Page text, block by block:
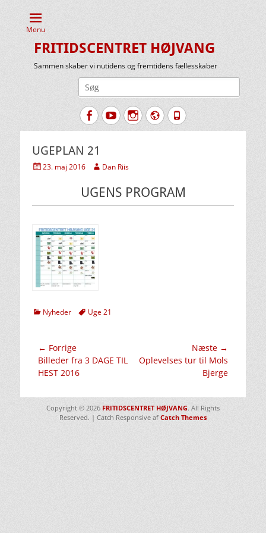
Menu
FRITIDSCENTRET HØJVANG
Sammen skaber vi nutidens og fremtidens fællesskaber
FacebookYouTubeInstagram
Website
Tlf.
UGEPLAN 21
Udgivet
23. maj 2016 Forfatter
Dan Riis
UGENS PROGRAM
kategorier
Nyheder TagsUge 21
Indlægsnavigation
← Forrige
Forrige
indlæg:
Billeder fra 3 DAGE TIL
HEST 2016
Næste →
Næste
Oplevelses tur til Mols
Bjerge
Copyright © 2026 FRITIDSCENTRET HØJVANG. All Rights
Reserved. | Catch Responsive af Catch Themes